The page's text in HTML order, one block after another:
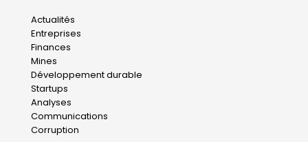
Main
navigation
Actualités
Entreprises
Finances
Mines
Développement durable
Startups
Analyses
Communications
Corruption